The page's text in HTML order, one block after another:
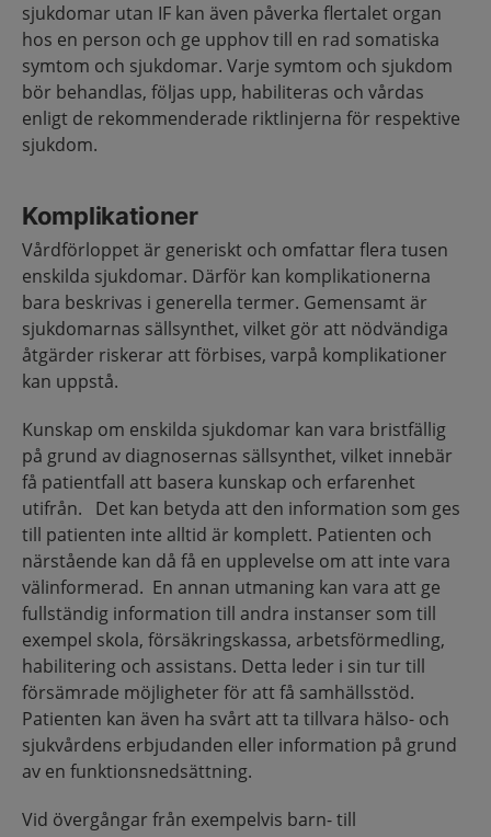
sjukdomar utan IF kan även påverka flertalet organ
hos en person och ge upphov till en rad somatiska
symtom och sjukdomar. Varje symtom och sjukdom
bör behandlas, följas upp, habiliteras och vårdas
enligt de rekommenderade riktlinjerna för respektive
sjukdom.
Komplikationer
Vårdförloppet är generiskt och omfattar flera tusen
enskilda sjukdomar. Därför kan komplikationerna
bara beskrivas i generella termer. Gemensamt är
sjukdomarnas sällsynthet, vilket gör att nödvändiga
åtgärder riskerar att förbises, varpå komplikationer
kan uppstå.
Kunskap om enskilda sjukdomar kan vara bristfällig
på grund av diagnosernas sällsynthet, vilket innebär
få patientfall att basera kunskap och erfarenhet
utifrån. Det kan betyda att den information som ges
till patienten inte alltid är komplett. Patienten och
närstående kan då få en upplevelse om att inte vara
välinformerad. En annan utmaning kan vara att ge
fullständig information till andra instanser som till
exempel skola, försäkringskassa, arbetsförmedling,
habilitering och assistans. Detta leder i sin tur till
försämrade möjligheter för att få samhällsstöd.
Patienten kan även ha svårt att ta tillvara hälso- och
sjukvårdens erbjudanden eller information på grund
av en funktionsnedsättning.
Vid övergångar från exempelvis barn- till